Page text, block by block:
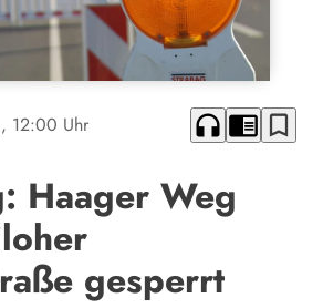
, 12:00 Uhr headphones chrome_reader_mode bookmark_border
Haager Weg
gesperrt